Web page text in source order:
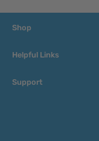
Shop
Helpful Links
Support